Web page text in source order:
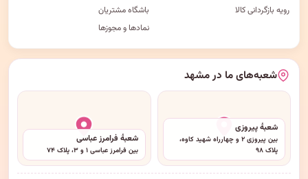
رویه بازگردانی کالا
باشگاه مشتریان
نمادها و مجوزها
شعبه‌های ما در مشهد
شعبهٔ پیروزی
بین پیروزی ۲ و چهارراه شهید کاوه،
پلاک ۹۸
شعبهٔ فرامرز عباسی
بین فرامرز عباسی ۱ و ۳، پلاک ۷۴